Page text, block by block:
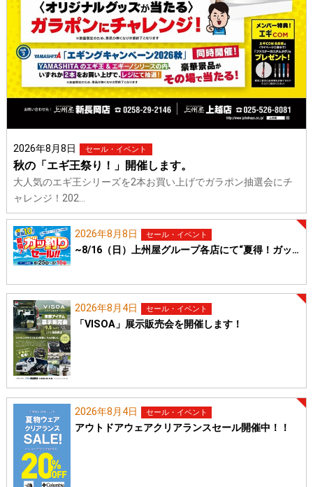
2026年8月8日 セール・イベント
秋の「エギ王祭り！」開催します。
大人気のエギ王シリーズを2本お買い上げでガラポン抽選会にチ
ャレンジ！202…
2026年8月8日 セール・イベント
~8/16（日）上州屋グループ各店にて“夏得！ガッ…
2026年8月4日 セール・イベント
「VISOA」展示販売会を開催します！
2026年8月4日 セール・イベント
アウトドアウェアクリアランスセール開催中！！